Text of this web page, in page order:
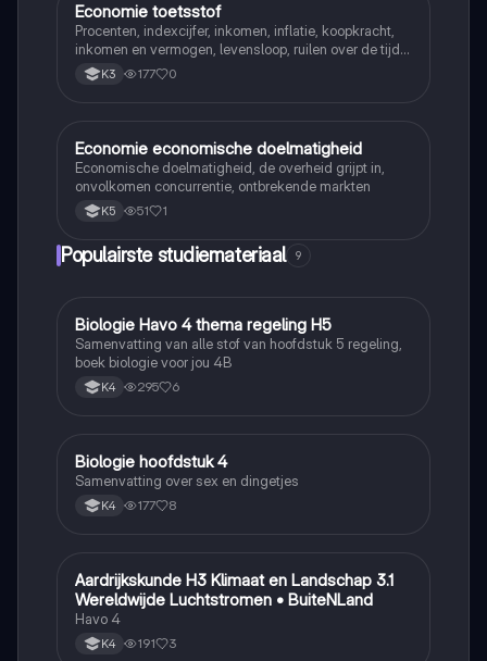
Economie
Economie toetsstof
Procenten, indexcijfer, inkomen, inflatie, koopkracht,
inkomen en vermogen, levensloop, ruilen over de tijd,
rente (interest), spaarrekening en spaardeposito,
particuliere verzekeringen, averechtse selectie, moral
K3 177 0
Economie
Economie economische doelmatigheid
Economische doelmatigheid, de overheid grijpt in,
onvolkomen concurrentie, ontbrekende markten
K5 51 1
Populairste studiemateriaal 9
Biologie
Biologie Havo 4 thema regeling H5
Samenvatting van alle stof van hoofdstuk 5 regeling,
boek biologie voor jou 4B
K4 295 6
Biologie
Biologie hoofdstuk 4
Samenvatting over sex en dingetjes
K4 177 8
Aardrijkskunde
Aardrijkskunde H3 Klimaat en Landschap 3.1
Wereldwijde Luchtstromen • BuiteNLand
Havo 4
K4 191 3